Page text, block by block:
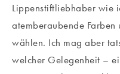
Lippenstiftliebhaber wie
atemberaubende
wählen. Ich mag aber
welcher Gelegenheit –